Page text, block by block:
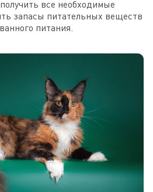
все необходимые
запасы питательных веществ
питания.